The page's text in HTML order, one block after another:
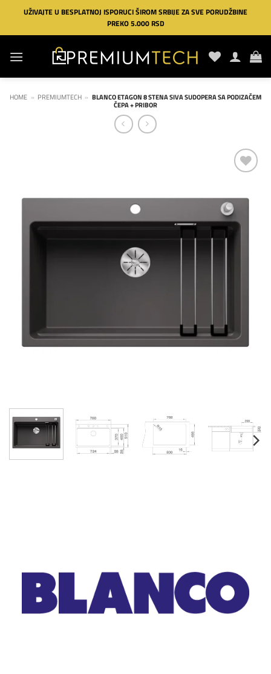
Preskoči
sadržaj
UŽIVAJTE U BESPLATNOJ ISPORUCI ŠIROM SRBIJE ZA SVE PORUDŽBINE
PREKO 5.000 RSD
HOME » PREMIUMTECH » BLANCO ETAGON 8 STENA SIVA SUDOPERA SA PODIZAČEM
ČEPA + PRIBOR
na